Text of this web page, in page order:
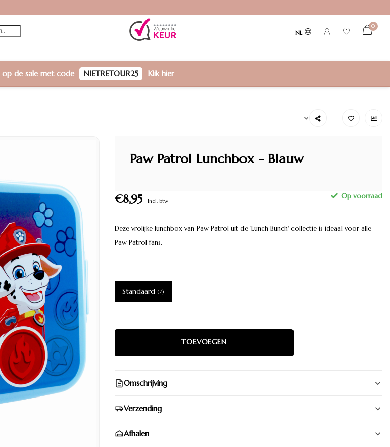
NL
0
op de sale met code NIETRETOUR25 Klik hier
Paw Patrol Lunchbox - Blauw
€8,95 Incl. btw
Deze vrolijke lunchbox van Paw Patrol uit de 'Lunch Bunch' collectie is ideaal voor alle
Paw Patrol fans.
Standaard (7)
Omschrijving
Verzending
Afhalen